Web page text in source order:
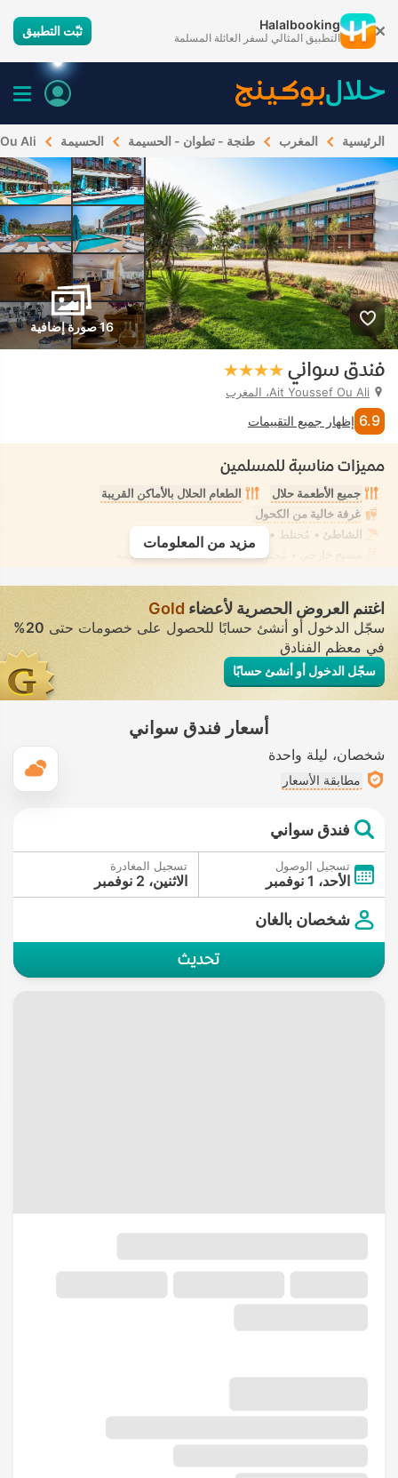
Halalbooking
التطبيق المثالي لسفر العائلة المسلمة ثبّت التطبيق
الرئيسية المغرب طنجة - تطوان - الحسيمة الحسيمة Ali
16 صورة إضافية
فندق سواني
Ait Youssef Ou Ali، المغرب
6.9 إظهار جميع التقييمات
مميزات مناسبة للمسلمين
جميع الأطعمة حلال
الطعام الحلال بالأماكن القريبة
غرفة خالية من الكحول
الشاطئ • مُختلط • ملابس السباحة المحتشمة
• مُختلط • ملابس السباحة المحتشمة
مزيد من المعلومات
اغتنم العروض الحصرية لأعضاء Gold
سجّل الدخول أو أنشئ حسابًا للحصول على خصومات حتى20%
في معظم الفنادق
سجّل الدخول أو أنشئ حسابًا
أسعار فندق سواني
شخصان ليلة واحدة
مطابقة الأسعار
فندق سواني
تسجيل الوصول
الأحد، 1 نوفمبر
تسجيل المغادرة
الاثنين، 2 نوفمبر
شخصان بالغان
تحديث